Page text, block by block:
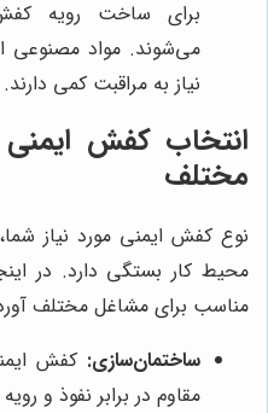
برای ساخت رویه
می‌شوند. مواد مصنوعی
نیاز به مراقبت کمی دارند.
انتخاب کفش
مختلف
نوع کفش ایمنی مورد نیاز
محیط کار بستگی دارد. در
مناسب برای مشاغل مختلف
ساختمان‌سازی: کفش
مقاوم در برابر نفوذ و